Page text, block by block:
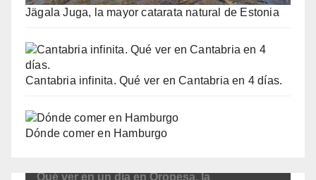
Jägala Juga, la mayor catarata natural de Estonia
Cantabria infinita. Qué ver en Cantabria en 4 días.
Dónde comer en Hamburgo